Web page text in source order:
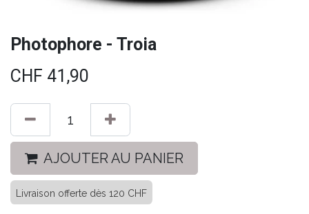
Photophore - Troia
CHF 41,90
AJOUTER AU PANIER
Livraison offerte dès 120 CHF